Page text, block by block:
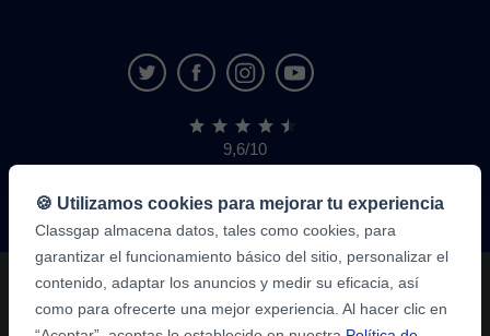
9,6/10
1,339,284
de
alumnos
🍪 Utilizamos cookies para mejorar tu experiencia
Classgap almacena datos, tales como cookies, para
garantizar el funcionamiento básico del sitio, personalizar el
contenido, adaptar los anuncios y medir su eficacia, así
como para ofrecerte una mejor experiencia. Al hacer clic en